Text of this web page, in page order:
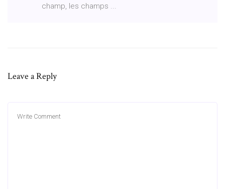
champ, les champs ...
Leave a Reply